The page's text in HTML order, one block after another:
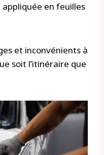
en feuilles
et inconvénients à
soit l’itinéraire que